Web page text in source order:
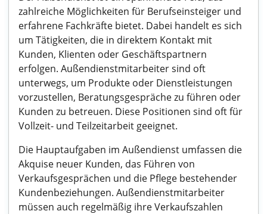
zahlreiche Möglichkeiten für Berufseinsteiger und
erfahrene Fachkräfte bietet. Dabei handelt es sich
um Tätigkeiten, die in direktem Kontakt mit
Kunden, Klienten oder Geschäftspartnern
erfolgen. Außendienstmitarbeiter sind oft
unterwegs, um Produkte oder Dienstleistungen
vorzustellen, Beratungsgespräche zu führen oder
Kunden zu betreuen. Diese Positionen sind oft für
Vollzeit- und Teilzeitarbeit geeignet.
Die Hauptaufgaben im Außendienst umfassen die
Akquise neuer Kunden, das Führen von
Verkaufsgesprächen und die Pflege bestehender
Kundenbeziehungen. Außendienstmitarbeiter
müssen auch regelmäßig ihre Verkaufszahlen